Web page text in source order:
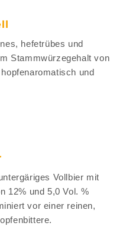
hefetrübes und
Stammwürzegehalt von
und
Vollbier mit
12% und 5,0 Vol. %
vor einer reinen,